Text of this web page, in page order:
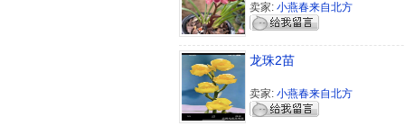
卖家: 小燕春来自北方
龙珠2苗
卖家: 小燕春来自北方